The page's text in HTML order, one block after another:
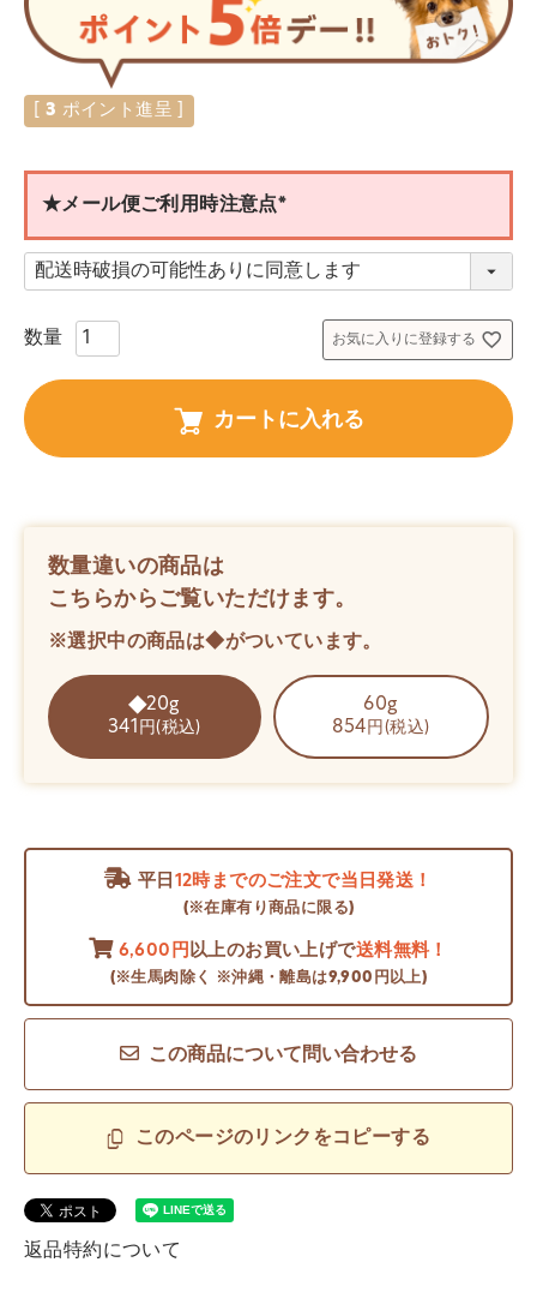
3 ポイント進呈 ]
★メール便ご利用時注意点
(
必
須
お気に入りに登録する
カートに入れる
数量違いの商品は
こちらからご覧いただけます。
※選択中の商品は◆がついています。
20g
341 円(税込)
60g
854 円(税込)
平日 12時までのご注文で当日発送！
(※在庫有り商品に限る)
6,600円以上のお買い上げで送料無料！
(※生馬肉除く ※沖縄・離島は9,900円以上)
この商品について問い合わせる
このページのリンクをコピーする
返品特約について